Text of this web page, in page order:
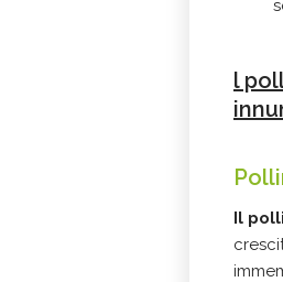
l
Il